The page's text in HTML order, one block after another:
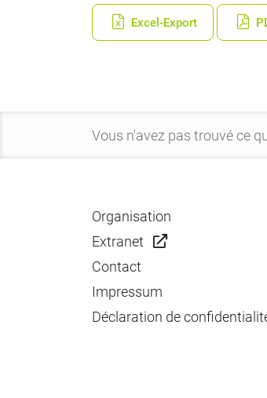
Excel-Export
Organisation
Extranet
Contact
Impressum
Déclaration de